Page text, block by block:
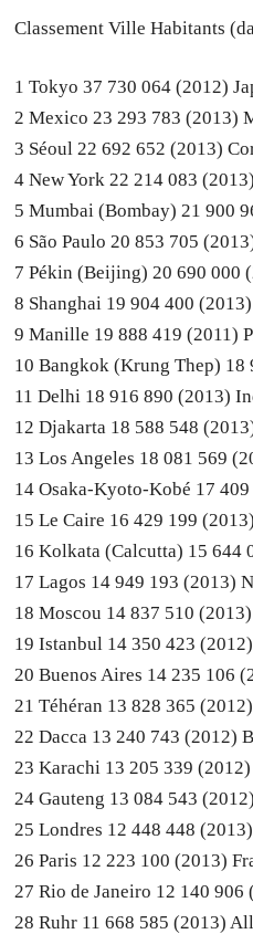
Classement Ville Habitants
1 Tokyo 37 730 064 (2012)
2 Mexico 23 293 783 (2013)
3 Séoul 22 692 652 (2013)
4 New York 22 214 083
5 Mumbai (Bombay) 21 900
6 São Paulo 20 853 705
7 Pékin (Beijing) 20 690 000
8 Shanghai 19 904 400
9 Manille 19 888 419 (2011)
10 Bangkok (Krung Thep) 18
11 Delhi 18 916 890 (2013)
12 Djakarta 18 588 548
13 Los Angeles 18 081 569
14 Osaka-Kyoto-Kobé 17
15 Le Caire 16 429 199
16 Kolkata (Calcutta) 15 644
17 Lagos 14 949 193 (2013)
18 Moscou 14 837 510
19 Istanbul 14 350 423
20 Buenos Aires 14 235 106
21 Téhéran 13 828 365
22 Dacca 13 240 743 (2012)
23 Karachi 13 205 339 (2012)
24 Gauteng 13 084 543
25 Londres 12 448 448
26 Paris 12 223 100 (2013)
27 Rio de Janeiro 12 140 906
28 Ruhr 11 668 585 (2013)